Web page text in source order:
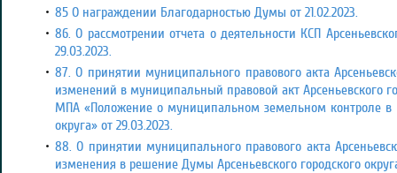
85 О награждении Благодарностью Думы от 21.02.2023.
86. О рассмотрении отчета о деятельности КСП
29.03.2023.
87. О принятии муниципального правового акта
изменений в муниципальный правовой акт Арсеньевского
МПА «Положение о муниципальном земельном контроле в
округа» от 29.03.2023.
88. О принятии муниципального правового акта
изменения в решение Думы Арсеньевского городского